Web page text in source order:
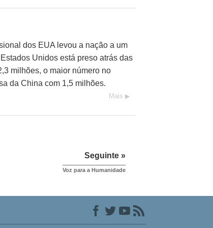
dos EUA levou a nação a um
Unidos está preso atrás das
milhões, o maior número no
da China com 1,5 milhões.
Mais
Seguinte »
Voz para a Humanidade